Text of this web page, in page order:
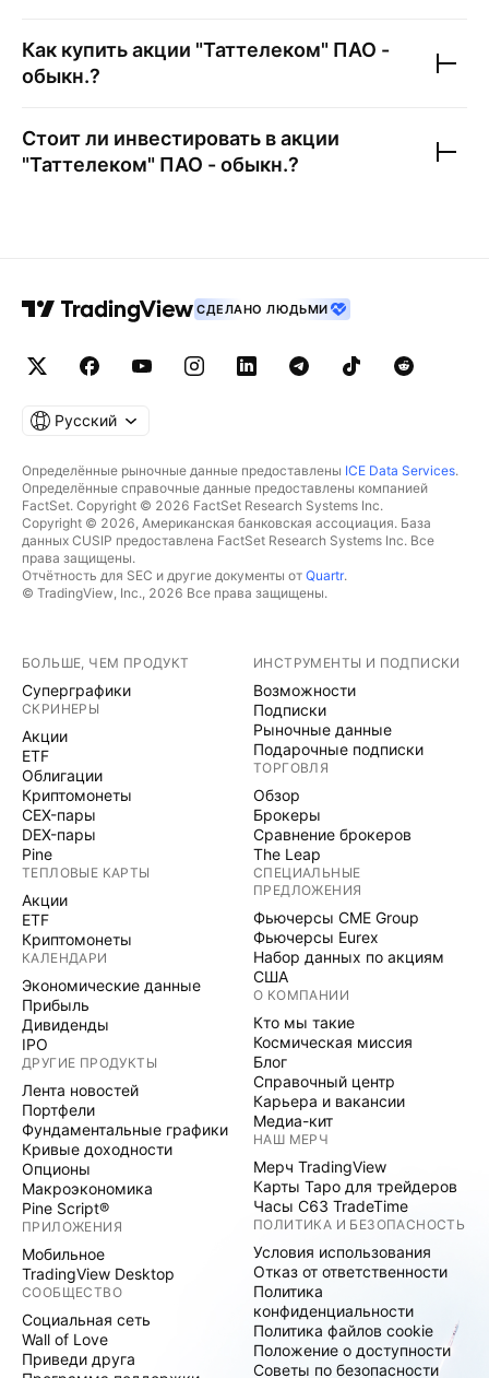
Как купить акции "Таттелеком" ПАО -
обыкн.?
Стоит ли инвестировать в акции
"Таттелеком" ПАО - обыкн.?
СДЕЛАНО ЛЮДЬМИ
Русский
Определённые рыночные данные предоставлены ICE Data Services.
Определённые справочные данные предоставлены компанией
FactSet. Copyright © 2026 FactSet Research Systems Inc.
Copyright © 2026, Американская банковская ассоциация. База
данных CUSIP предоставлена FactSet Research Systems Inc. Все
права защищены.
Отчётность для SEC и другие документы от Quartr.
© TradingView, Inc., 2026 Все права защищены.
БОЛЬШЕ, ЧЕМ ПРОДУКТ
Суперграфики
СКРИНЕРЫ
Акции
ETF
Облигации
Криптомонеты
CEX-пары
DEX-пары
Pine
ТЕПЛОВЫЕ КАРТЫ
Акции
ETF
Криптомонеты
КАЛЕНДАРИ
Экономические данные
Прибыль
Дивиденды
IPO
ДРУГИЕ ПРОДУКТЫ
Лента новостей
Портфели
Фундаментальные графики
Кривые доходности
Опционы
Макроэкономика
Pine Script®
ПРИЛОЖЕНИЯ
Мобильное
TradingView Desktop
СООБЩЕСТВО
Социальная сеть
Wall of Love
Приведи друга
ИНСТРУМЕНТЫ И ПОДПИСКИ
Возможности
Подписки
Рыночные данные
Подарочные подписки
ТОРГОВЛЯ
Обзор
Брокеры
Сравнение брокеров
The Leap
СПЕЦИАЛЬНЫЕ
ПРЕДЛОЖЕНИЯ
Фьючерсы CME Group
Фьючерсы Eurex
Набор данных по акциям
США
О КОМПАНИИ
Кто мы такие
Космическая миссия
Блог
Справочный центр
Карьера и вакансии
Медиа-кит
НАШ МЕРЧ
Мерч TradingView
Карты Таро для трейдеров
Часы C63 TradeTime
ПОЛИТИКА И БЕЗОПАСНОСТЬ
Условия использования
Отказ от ответственности
Политика
конфиденциальности
Политика файлов cookie
Положение о доступности
Советы по безопасности